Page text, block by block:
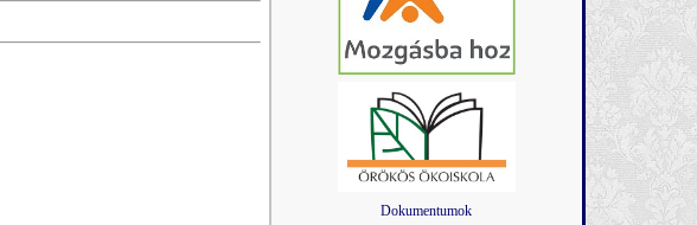
Dokumentumok